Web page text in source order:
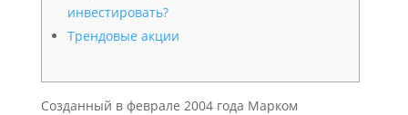
инвестировать?
Трендовые акции
Созданный в феврале 2004 года Марком